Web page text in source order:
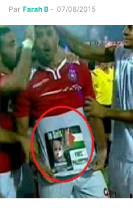
Par Farah B - 07/08/2015